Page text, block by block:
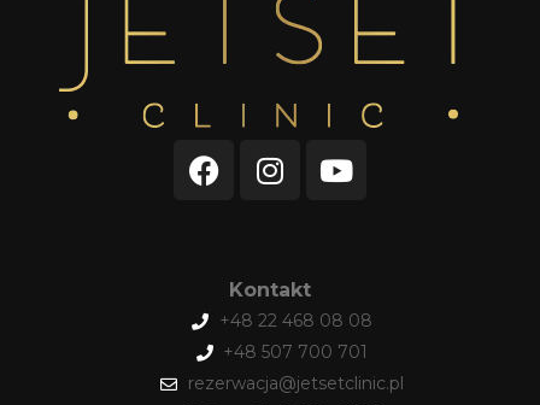
Kontakt
+48 22 468 08 08
+48 507 700 701
rezerwacja@jetsetclinic.pl